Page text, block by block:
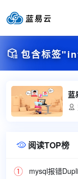
 包含标签
蓝

 阅读TOP榜
mysql报错